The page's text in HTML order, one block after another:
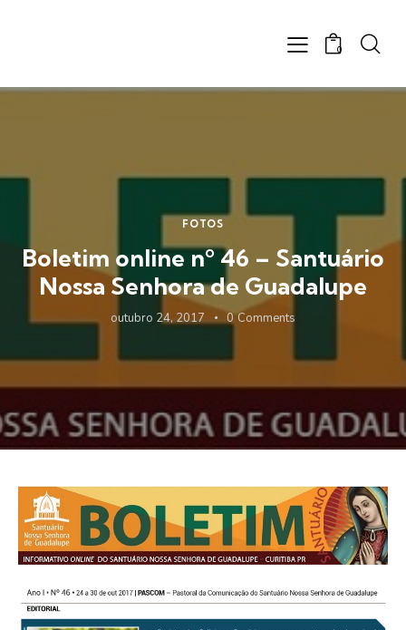
0
FOTOS
Boletim online nº 46 – Santuário
Nossa Senhora de Guadalupe
outubro 24, 2017 0 Comments